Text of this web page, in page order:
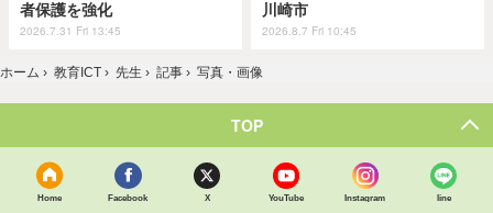
者保護を強化
2026.7.31 Fri 13:45
川崎市
2026.8.7 Fri 10:45
ホーム › 教育ICT › 先生 › 記事 › 写真・画像
TOP
Home Facebook X YouTube Instagram line